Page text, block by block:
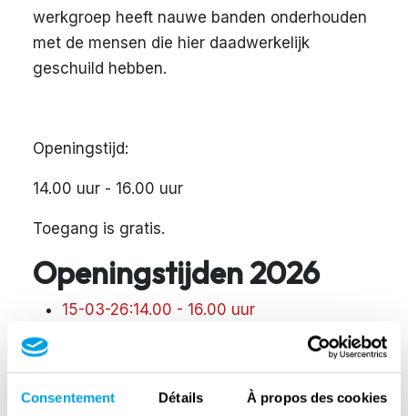
Consentement Détails À propos des cookies
werkgroep heeft nauwe banden onderhouden
met de mensen die hier daadwerkelijk
geschuild hebben.
Openingstijd:
14.00 uur - 16.00 uur
Toegang is gratis.
Openingstijden 2026
15-03-26:14.00 - 16.00 uur
17-05-26 :14.00 - 16.00 uur